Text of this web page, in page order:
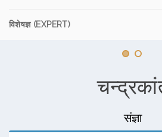
विशेषज्ञ (EXPERT)
संज्ञा